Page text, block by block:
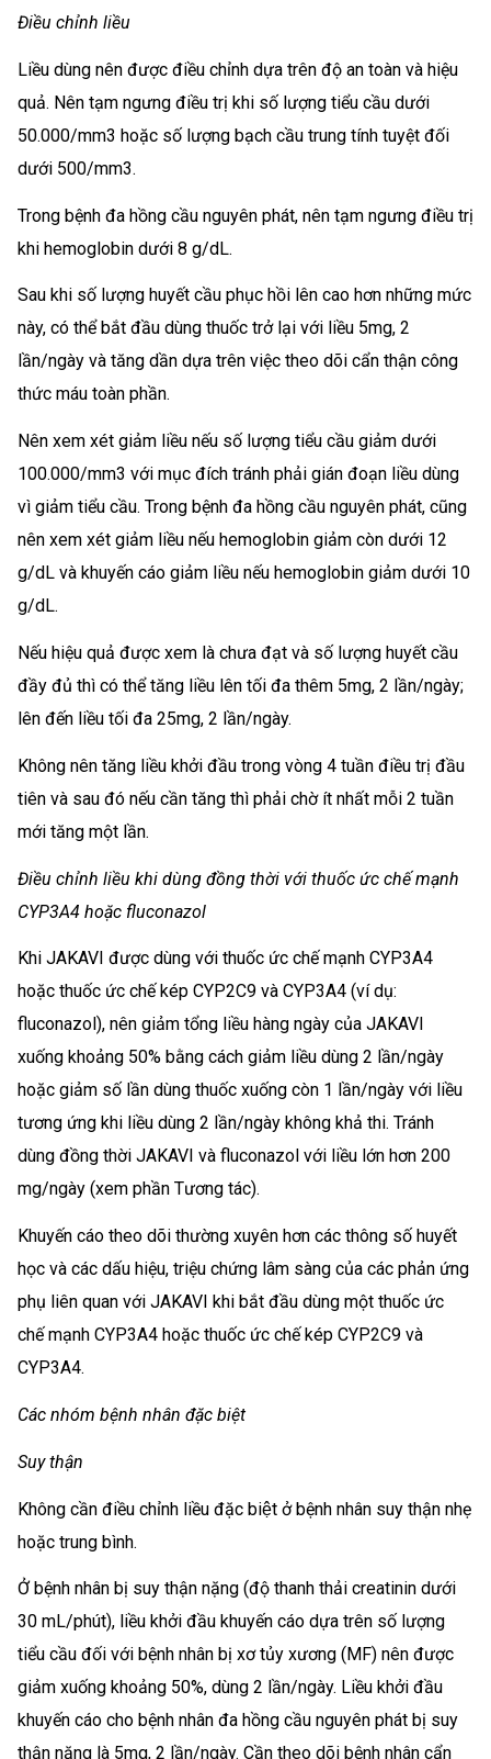
Điều chỉnh liều
Liều dùng nên được điều chỉnh dựa trên độ an toàn và hiệu
quả. Nên tạm ngưng điều trị khi số lượng tiểu cầu dưới
50.000/mm3 hoặc số lượng bạch cầu trung tính tuyệt đối
dưới 500/mm3.
Trong bệnh đa hồng cầu nguyên phát, nên tạm ngưng điều trị
khi hemoglobin dưới 8 g/dL.
Sau khi số lượng huyết cầu phục hồi lên cao hơn những mức
này, có thể bắt đầu dùng thuốc trở lại với liều 5mg, 2
lần/ngày và tăng dần dựa trên việc theo dõi cẩn thận công
thức máu toàn phần.
Nên xem xét giảm liều nếu số lượng tiểu cầu giảm dưới
100.000/mm3 với mục đích tránh phải gián đoạn liều dùng
vì giảm tiểu cầu. Trong bệnh đa hồng cầu nguyên phát, cũng
nên xem xét giảm liều nếu hemoglobin giảm còn dưới 12
g/dL và khuyến cáo giảm liều nếu hemoglobin giảm dưới 10
g/dL.
Nếu hiệu quả được xem là chưa đạt và số lượng huyết cầu
đầy đủ thì có thể tăng liều lên tối đa thêm 5mg, 2 lần/ngày;
lên đến liều tối đa 25mg, 2 lần/ngày.
Không nên tăng liều khởi đầu trong vòng 4 tuần điều trị đầu
tiên và sau đó nếu cần tăng thì phải chờ ít nhất mỗi 2 tuần
mới tăng một lần.
Điều chỉnh liều khi dùng đồng thời với thuốc ức chế mạnh
CYP3A4 hoặc fluconazol
Khi JAKAVI được dùng với thuốc ức chế mạnh CYP3A4
hoặc thuốc ức chế kép CYP2C9 và CYP3A4 (ví dụ:
fluconazol), nên giảm tổng liều hàng ngày của JAKAVI
xuống khoảng 50% bằng cách giảm liều dùng 2 lần/ngày
hoặc giảm số lần dùng thuốc xuống còn 1 lần/ngày với liều
tương ứng khi liều dùng 2 lần/ngày không khả thi. Tránh
dùng đồng thời JAKAVI và fluconazol với liều lớn hơn 200
mg/ngày (xem phần Tương tác).
Khuyến cáo theo dõi thường xuyên hơn các thông số huyết
học và các dấu hiệu, triệu chứng lâm sàng của các phản ứng
phụ liên quan với JAKAVI khi bắt đầu dùng một thuốc ức
chế mạnh CYP3A4 hoặc thuốc ức chế kép CYP2C9 và
CYP3A4.
Các nhóm bệnh nhân đặc biệt
Suy thận
Không cần điều chỉnh liều đặc biệt ở bệnh nhân suy thận nhẹ
hoặc trung bình.
Ở bệnh nhân bị suy thận nặng (độ thanh thải creatinin dưới
30 mL/phút), liều khởi đầu khuyến cáo dựa trên số lượng
tiểu cầu đối với bệnh nhân bị xơ tủy xương (MF) nên được
giảm xuống khoảng 50%, dùng 2 lần/ngày. Liều khởi đầu
khuyến cáo cho bệnh nhân đa hồng cầu nguyên phát bị suy
thận nặng là 5mg, 2 lần/ngày. Cần theo dõi bệnh nhân cẩn